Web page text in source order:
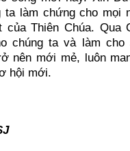
ta làm chứng cho mọi
của Thiên Chúa. Qua
chúng ta và làm
nên mới mẻ, luôn
hội mới.